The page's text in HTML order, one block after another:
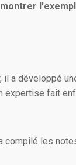
montrer
a développé
fait
compilé les